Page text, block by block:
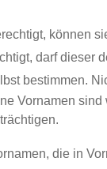
können
darf dieser
bestimmen.
Vornamen sind
die in